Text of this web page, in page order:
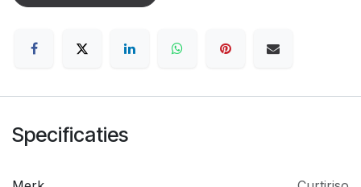
Specificaties